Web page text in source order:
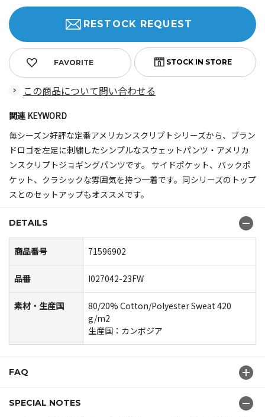
FAVORITE
RESTOCK REQUEST
この商品について問い合わせる
関連 KEYWORD
毎シーズン好評な定番アメリカンスクリプトシリーズから、ブラン
ドロゴを左足に刺繍したシンプルなスウェットパンツ・アメリカ
ンスクリプトジョギングパンツです。 サイドポケット、バックポ
ケット、クラシックな雰囲気を持つ一着です。同シリーズのトップ
スとのセットアップもオススメです。
DETAILS
商品番号 71596902
品番 I027042-23FW
素材・生産国
80/20% Cotton/Polyester Sweat 420
g/m2
生産国：カンボジア
FAQ
SPECIAL NOTES